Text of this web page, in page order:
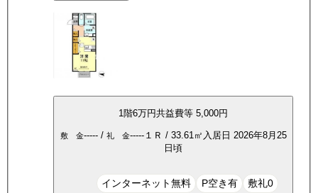
1階6万円共益費等 5,000円
敷 金-----/ 礼 金-----１Ｒ / 33.61㎡ 入居日 2026年8月25
日頃
インターネット無料 P空き有 敷礼0